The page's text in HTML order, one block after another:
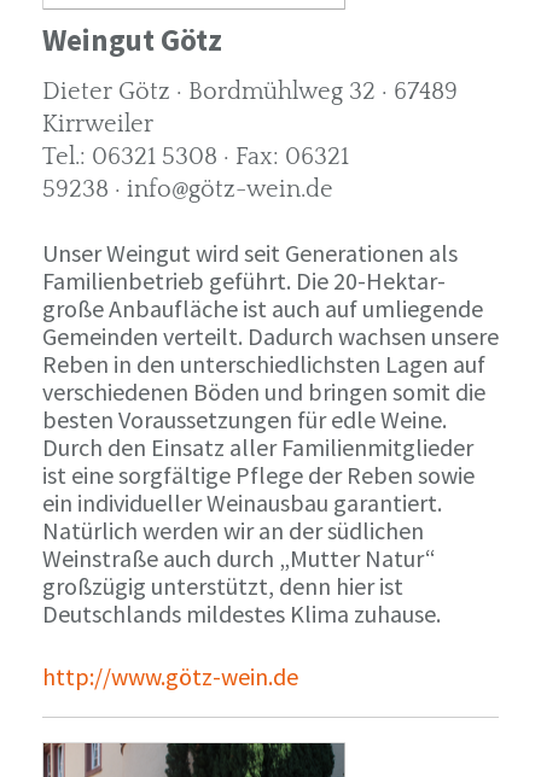
Weingut Götz
Dieter Götz · Bordmühlweg 32 · 67489
Kirrweiler
Tel.: 06321 5308 · Fax: 06321
59238 · info@götz-wein.de
Unser Weingut wird seit Generationen als
Familienbetrieb geführt. Die 20-Hektar-
große Anbaufläche ist auch auf umliegende
Gemeinden verteilt. Dadurch wachsen unsere
Reben in den unterschiedlichsten Lagen auf
verschiedenen Böden und bringen somit die
besten Voraussetzungen für edle Weine.
Durch den Einsatz aller Familienmitglieder
ist eine sorgfältige Pflege der Reben sowie
ein individueller Weinausbau garantiert.
Natürlich werden wir an der südlichen
Weinstraße auch durch „Mutter Natur“
großzügig unterstützt, denn hier ist
Deutschlands mildestes Klima zuhause.
http://www.götz-wein.de